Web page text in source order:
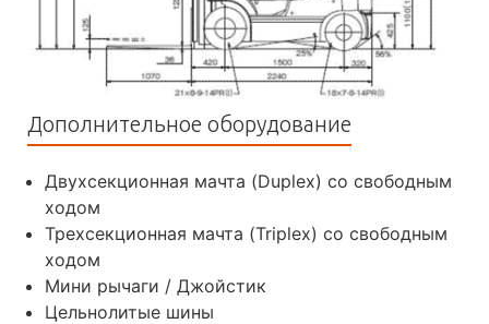
Дополнительное оборудование
Двухсекционная мачта (Duplex) со свободным
ходом
Трехсекционная мачта (Triplex) со свободным
ходом
Мини рычаги / Джойстик
Цельнолитые шины